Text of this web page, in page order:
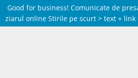
Good for business! Comunicate de
ziarul online Stirile pe scurt > text + link